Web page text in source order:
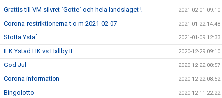
Grattis till VM silvret `Gotte` och hela landslaget ! 2021-02-01 09:10
Corona-restriktionerna t o m 2021-02-07 2021-01-22 14:48
Stötta Ysta´ 2021-01-09 12:33
IFK Ystad HK vs Hallby IF 2020-12-29 09:10
God Jul 2020-12-22 08:57
Corona information 2020-12-22 08:52
Bingolotto 2020-12-11 22:22